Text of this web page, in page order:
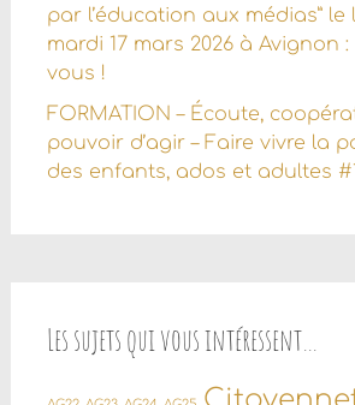
par l’éducation aux médias” le
mardi 17 mars 2026 à Avignon
vous !
FORMATION – Écoute,
pouvoir d’agir – Faire vivre la
des enfants, ados et adultes #1
Les sujets qui vous intéressent…